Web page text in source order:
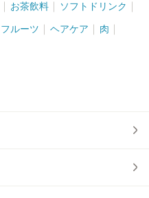
お茶飲料 ソフトドリンク
フルーツ ヘアケア 肉